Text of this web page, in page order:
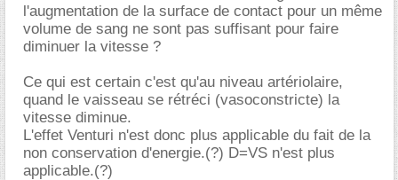
l'augmentation de la surface de contact pour un même
volume de sang ne sont pas suffisant pour faire
diminuer la vitesse ?
Ce qui est certain c'est qu'au niveau artériolaire,
quand le vaisseau se rétréci (vasoconstricte) la
vitesse diminue.
L'effet Venturi n'est donc plus applicable du fait de la
non conservation d'energie.(?) D=VS n'est plus
applicable.(?)